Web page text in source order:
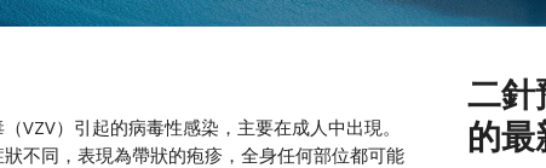
VZV）引起的病毒性感染，主要在成人中出現。
不同，表現為帶狀的疱疹，全身任何部位都可能
二針
的